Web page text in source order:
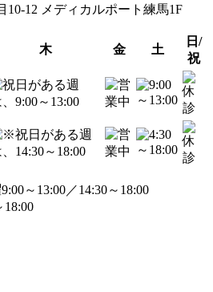
10-12 メディカルポート練馬1F
木 金 土
日/
祝
～13:00／14:30～18:00